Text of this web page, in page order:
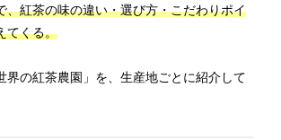
、紅茶の味の違い・選び方・こだわりポイ
てくる。
界の紅茶農園」を、生産地ごとに紹介して